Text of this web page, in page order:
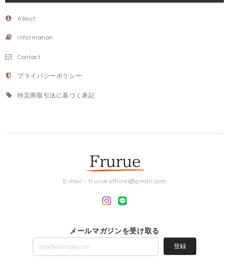
About
Information
Contact
プライバシーポリシー
特定商取引法に基づく表記
E-mail： frurue.official@gmail.com
メールマガジンを受け取る
登録